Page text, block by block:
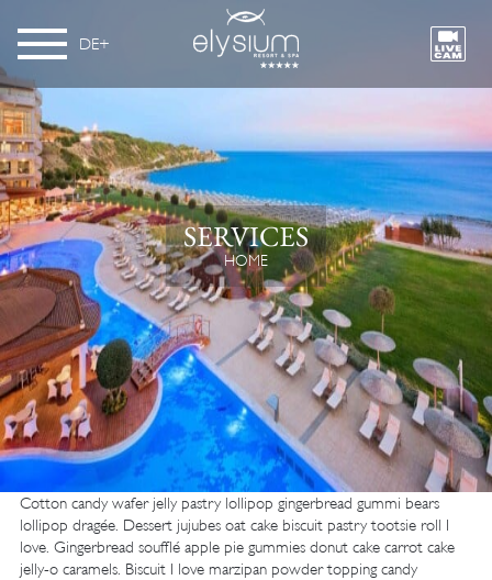
DE
SERVICES
HOME
Cotton candy wafer jelly pastry lollipop gingerbread gummi bears
lollipop dragée. Dessert jujubes oat cake biscuit pastry tootsie roll I
love. Gingerbread soufflé apple pie gummies donut cake carrot cake
jelly-o caramels. Biscuit I love marzipan powder topping candy